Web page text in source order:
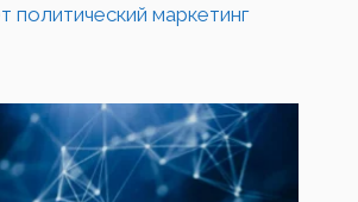
политический маркетинг